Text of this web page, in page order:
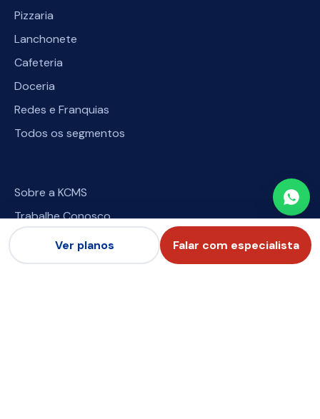
Pizzaria
Lanchonete
Cafeteria
Doceria
Redes e Franquias
Todos os segmentos
Sobre a KCMS
Trabalhe Conosco
Imprensa
Seja uma Revenda
Ver planos Falar com especialista